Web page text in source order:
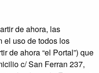
de ahora, las
el uso de todos los
de ahora “el Portal”) que
c/ San Ferran 237,